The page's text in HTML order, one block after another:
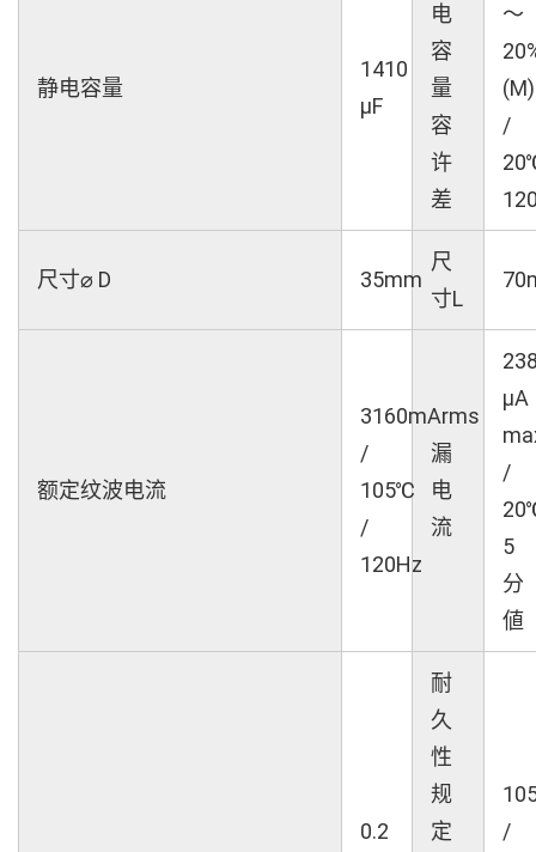
静电容量
1410
µF
电
容
量
容
许
差
～
(M)
/
尺寸⌀ D 35mm
尺
寸L
额定纹波电流
3160mArms
/
105℃
/
120Hz
漏
电
流
μA
/
5
分
値
0.2
耐
久
性
规
定
/